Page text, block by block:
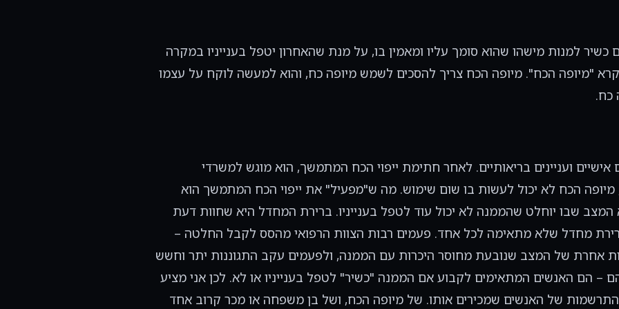
למנות מישהו שהוא סומך עליו ומאמין בו, על מנת שהאחרון יטפל בענייניו במקרה
"מיופה הכח". מיופה הכח צריך להסכים לשמש מיופה כח, והוא למעשה לוקח על עצמו
כח.
כספיים, עניינים אישיים ועניינים בריאותיים. לאחר חתימת ייפוי הכח המתמשך, הוא מוגש למשרדי
הכח לא יכול לעשות בו שום שימוש. מה ש"מפעיל" את ייפוי הכח המתמשך הוא
המצב שבו יוחלט שהממנה לא יכול עוד לטפל בענייניו. ברירת המחדל היא שחוות דעת
ברירת מחדל שלא מתאימה לכל אחד. פעמים רבות הצוות הרפואי מהסס לקבל החלטה –
אחרת של המצב שנובעת מחוסר היכרות עם הממנה, ולפעמים עקב התגוננות יתר וחשש
– הם האנשים המתאימים לקבוע אם הממנה "כשיר" לטפל בענייניו או לא. לכן אני מציע
של האנשים שמכירים אותו. של מיופה הכח, ושל בן משפחה או מכר קרוב אחד